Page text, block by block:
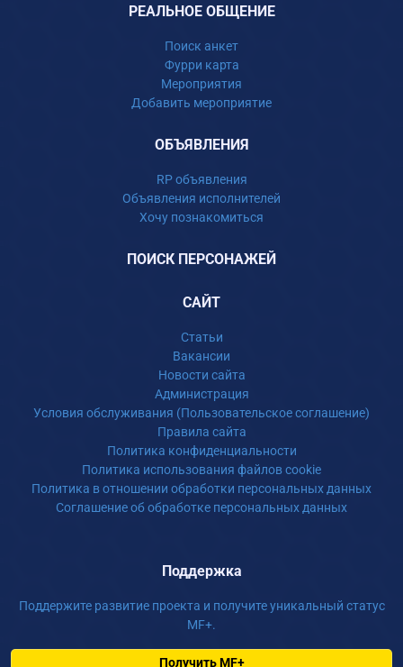
РЕАЛЬНОЕ ОБЩЕНИЕ
Поиск анкет
Фурри карта
Мероприятия
Добавить мероприятие
ОБЪЯВЛЕНИЯ
RP объявления
Объявления исполнителей
Хочу познакомиться
ПОИСК ПЕРСОНАЖЕЙ
САЙТ
Статьи
Вакансии
Новости сайта
Администрация
Условия обслуживания (Пользовательское соглашение)
Правила сайта
Политика конфиденциальности
Политика использования файлов cookie
Политика в отношении обработки персональных данных
Соглашение об обработке персональных данных
Поддержка
Поддержите развитие проекта и получите уникальный статус
MF+.
Получить MF+